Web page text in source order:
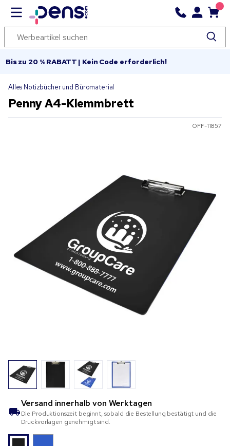
Bis zu 20 % RABATT | Kein Code erforderlich!
Alles Notizbücher und Büromaterial
Penny A4-Klemmbrett
OFF-11857
Versand innerhalb von Werktagen
Die Produktionszeit beginnt, sobald die Bestellung bestätigt und die
Druckvorlagen genehmigt sind.